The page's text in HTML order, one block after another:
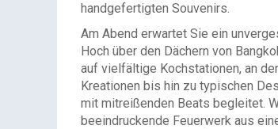
handgefertigten Souvenirs.
Am Abend erwartet Sie ein
Hoch über den Dächern von
auf vielfältige Kochstationen, an
Kreationen bis hin zu typischen
mit mitreißenden Beats begleitet.
beeindruckende Feuerwerk aus